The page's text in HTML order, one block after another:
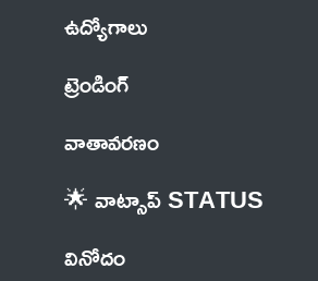
ఉద్యోగాలు
ట్రెండింగ్
వాతావరణం
🌟 వాట్సాప్ STATUS
వినోదం